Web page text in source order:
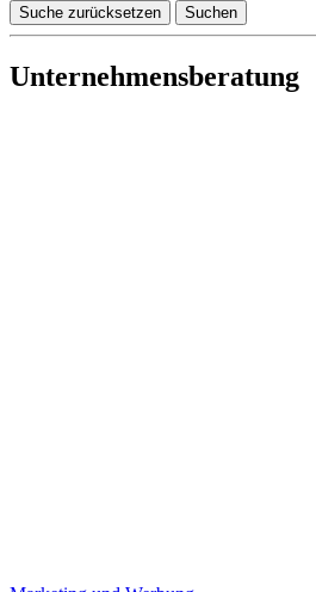
Suche zurücksetzen Suchen
Unternehmensberatung